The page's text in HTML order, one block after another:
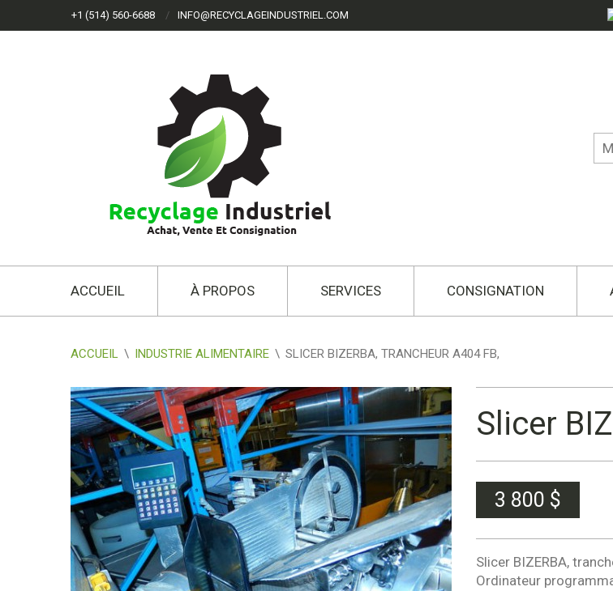
+1 (514) 560-6688 INFO@RECYCLAGEINDUSTRIEL.COM
ACCUEIL À PROPOS SERVICES CONSIGNATION
ACCUEIL \ INDUSTRIE ALIMENTAIRE \ SLICER BIZERBA, TRANCHEUR A404 FB,
Slicer
3 800 $
Slicer BIZERBA,
Ordinateur